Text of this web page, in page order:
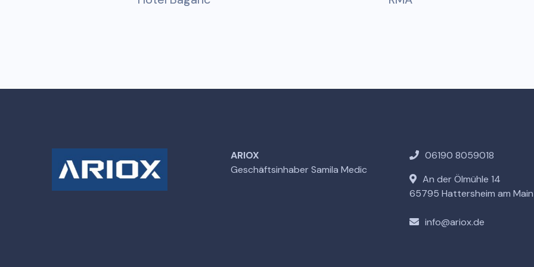
ARIOX
Geschäftsinhaber Samila Medic
06190 8059018
An der Ölmühle 14
65795 Hattersheim am Main
info@ariox.de